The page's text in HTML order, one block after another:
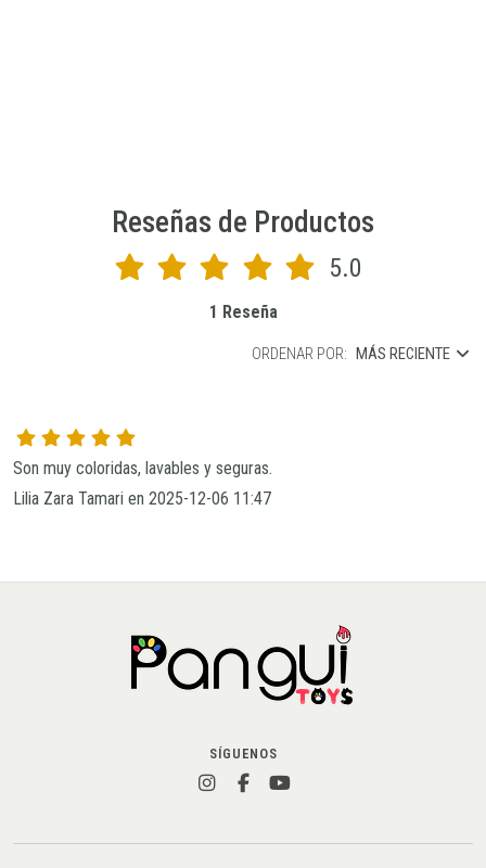
Reseñas de Productos
5.0
1 Reseña
ORDENAR POR: MÁS RECIENTE
Son muy coloridas, lavables y seguras.
Lilia Zara Tamari en 2025-12-06 11:47
SÍGUENOS